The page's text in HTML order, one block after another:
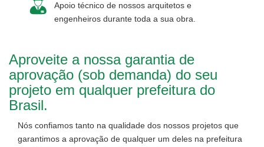
Apoio técnico de nossos arquitetos e
engenheiros durante toda a sua obra.
Aproveite a nossa garantia de
aprovação (sob demanda) do seu
projeto em qualquer prefeitura do
Brasil.
Nós confiamos tanto na qualidade dos nossos projetos que
garantimos a aprovação de qualquer um deles na prefeitura